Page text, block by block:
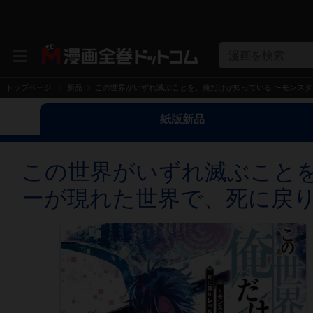
トップページ この世界がいずれ滅ぶことを、俺だけが知っている 〜モン
紙版新品
この世界がいずれ滅ぶこと
ーが現れた世界で、死に戻